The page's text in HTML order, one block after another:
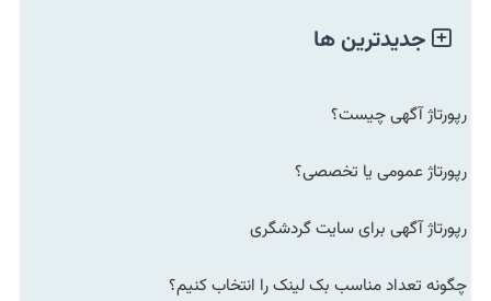
جدیدترین ها
رپورتاژ آگهی چیست؟
رپورتاژ عمومی یا تخصصی؟
رپورتاژ آگهی برای سایت گردشگری
چگونه تعداد مناسب بک لینک را انتخاب کنیم؟